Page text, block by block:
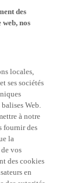
des
nos
ses sociétés
Web.
à notre
fournir des
la
vos
des cookies
en
autorités